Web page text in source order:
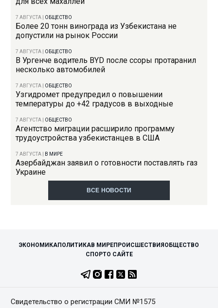
7 АВГУСТА ОБЩЕСТВО
Более 20 тонн винограда из Узбекистана не
допустили на рынок России
7 АВГУСТА ОБЩЕСТВО
В Ургенче водитель BYD после ссоры протаранил
несколько автомобилей
7 АВГУСТА ОБЩЕСТВО
Узгидромет предупредил о повышении
температуры до +42 градусов в выходные
7 АВГУСТА ОБЩЕСТВО
Агентство миграции расширило программу
трудоустройства узбекистанцев в США
7 АВГУСТА В МИРЕ
Азербайджан заявил о готовности поставлять газ
Украине
ВСЕ НОВОСТИ
ЭКОНОМИКАПОЛИТИКАВ МИРЕПРОИСШЕСТВИЯ ОБЩЕСТВО
СПОРТО САЙТЕ
Свидетельство о регистрации СМИ №1575